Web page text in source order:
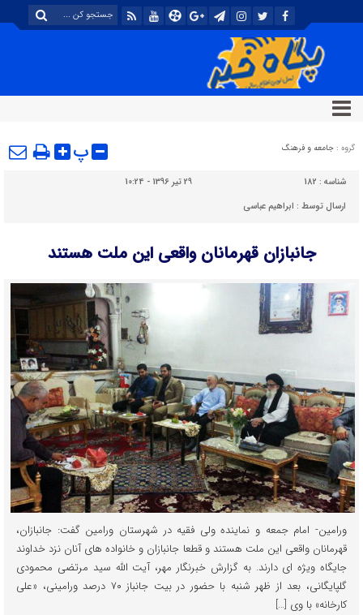
گروه : جامعه و فرهنگ پ
شناسه : 182
29 تیر 1396 - 10:24
ارسال توسط : ابراهیم عباسی
جانبازان قهرمانان واقعی این ملت هستند
ورامین- امام جمعه و نماینده ولی فقیه در شهرستان ورامین گفت: جانبازان،
قهرمانان واقعی این ملت هستند و قطعا جانبازان و خانواده های آنان نزد خداوند
جایگاه ویژه ای دارند. به گزارش خبرنگار مهر، آیت الله سید مرتضی محمودی
گلپایگانی، بعد از ظهر شنبه با حضور در بیت جانباز ۷۰ درصد ورامینی، «علی
کارخانه» با وی […]